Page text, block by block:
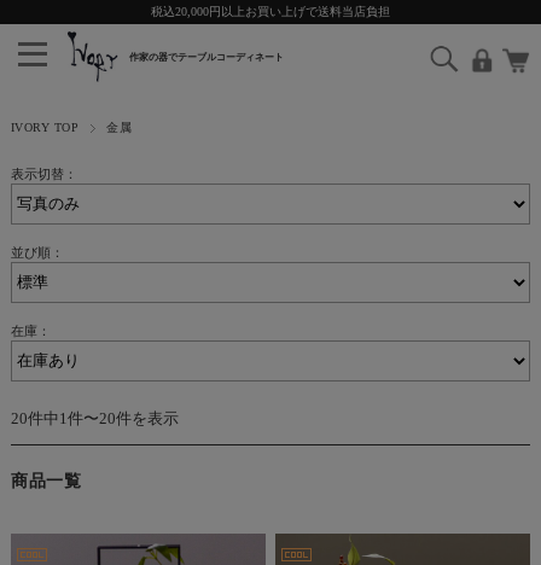
税込20,000円以上お買い上げで送料当店負担
IVORY TOP 金属
表示切替：
並び順：
在庫：
20件中1件〜20件を表示
商品一覧